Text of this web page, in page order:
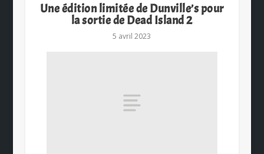
Une édition limitée de Dunville’s pour
la sortie de Dead Island 2
5 avril 2023